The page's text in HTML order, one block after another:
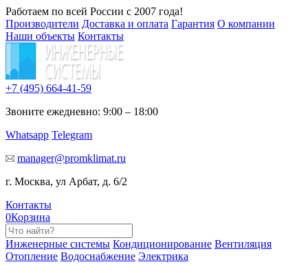
Работаем по всей России с 2007 года!
Производители Доставка и оплата Гарантия О компании
Наши объекты Контакты
+7 (495) 664-41-59
Звоните ежедневно: 9:00 – 18:00
Whatsapp Telegram
manager@promklimat.ru
г. Москва, ул Арбат, д. 6/2
Контакты
0Корзина
Инженерные системы Кондиционирование Вентиляция
Отопление Водоснабжение Электрика